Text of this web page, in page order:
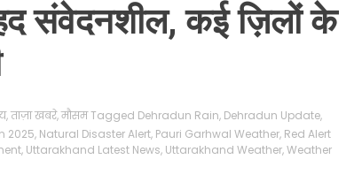
संवेदनशील, कई ज़िलों के
,ताज़ा खबरे,मौसमTagged Dehradun Rain, Dehradun Update,
2025, Natural Disaster Alert, Pauri Garhwal Weather, Red Alert
, Uttarakhand Latest News, Uttarakhand Weather,Weather